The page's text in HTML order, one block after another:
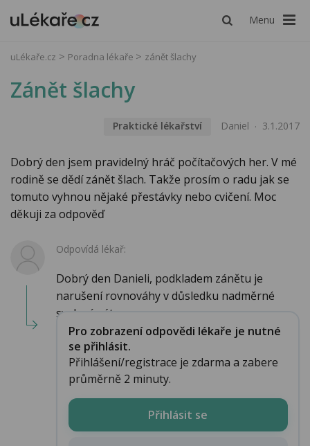
Menu
uLékaře.cz Poradna lékaře zánět šlachy
Zánět šlachy
Praktické lékařství Daniel 3.1.2017
Dobrý den jsem pravidelný hráč počítačových her. V mé
rodině se dědí zánět šlach. Takže prosím o radu jak se
tomuto vyhnou nějaké přestávky nebo cvičení. Moc
děkuji za odpověď
Odpovídá lékař:
Dobrý den Danieli, podkladem zánětu je
narušení rovnováhy v důsledku nadměrné
svalové zát...
Pro zobrazení odpovědi lékaře je nutné
se přihlásit.
Přihlášení/registrace je zdarma a zabere
průměrně 2 minuty.
Přihlásit se